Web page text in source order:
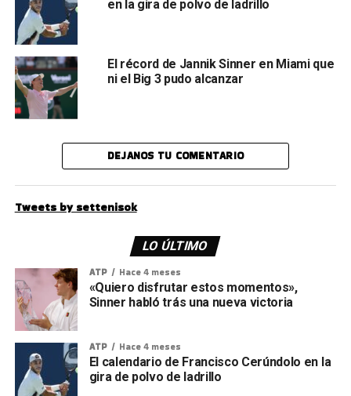
en la gira de polvo de ladrillo
El récord de Jannik Sinner en Miami que
ni el Big 3 pudo alcanzar
DEJANOS TU COMENTARIO
Tweets by settenisok
LO ÚLTIMO
ATP Hace 4 meses
«Quiero disfrutar estos momentos»,
Sinner habló trás una nueva victoria
ATP Hace 4 meses
El calendario de Francisco Cerúndolo en la
gira de polvo de ladrillo